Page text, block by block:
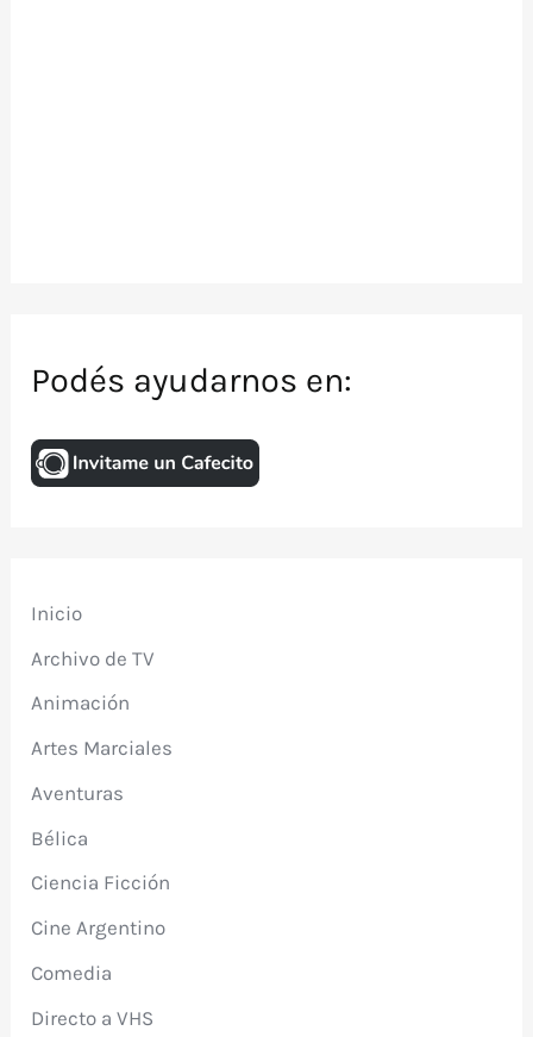
Podés ayudarnos en:
Inicio
Archivo de TV
Animación
Artes Marciales
Aventuras
Bélica
Ciencia Ficción
Cine Argentino
Comedia
Directo a VHS